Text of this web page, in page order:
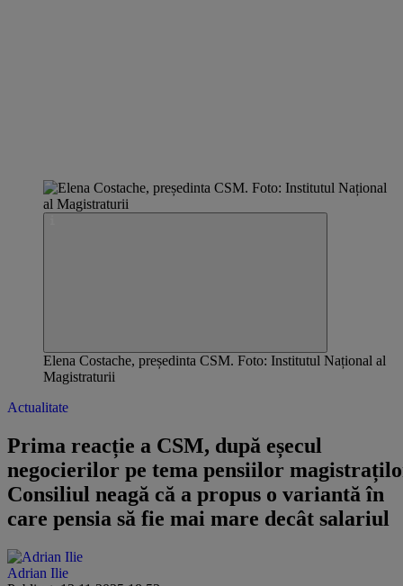
Elena Costache, președinta CSM. Foto: Institutul Național al
Magistraturii
Actualitate
Prima reacție a CSM, după eșecul
negocierilor pe tema pensiilor
Consiliul neagă că a propus o variantă în
care pensia să fie mai mare decât salariul
Adrian Ilie